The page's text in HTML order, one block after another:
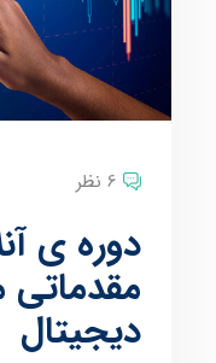
6 نظر
دوره ی
مقدماتی
دیجیتال